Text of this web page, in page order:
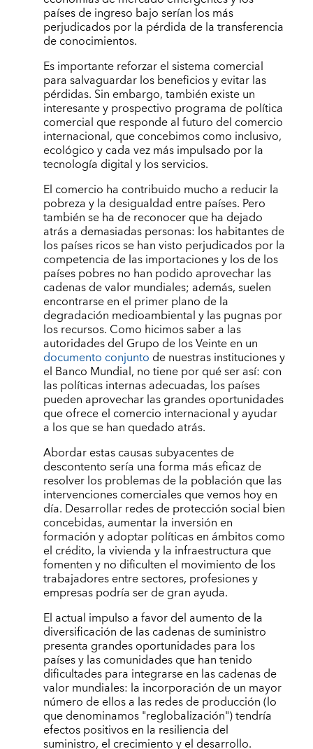
países de ingreso bajo serían los más
perjudicados por la pérdida de la transferencia
de conocimientos.
Es importante reforzar el sistema comercial
para salvaguardar los beneficios y evitar las
pérdidas. Sin embargo, también existe un
interesante y prospectivo programa de política
comercial que responde al futuro del comercio
internacional, que concebimos como inclusivo,
ecológico y cada vez más impulsado por la
tecnología digital y los servicios.
El comercio ha contribuido mucho a reducir la
pobreza y la desigualdad entre países. Pero
también se ha de reconocer que ha dejado
atrás a demasiadas personas: los habitantes de
los países ricos se han visto perjudicados por la
competencia de las importaciones y los de los
países pobres no han podido aprovechar las
cadenas de valor mundiales; además, suelen
encontrarse en el primer plano de la
degradación medioambiental y las pugnas por
los recursos. Como hicimos saber a las
autoridades del Grupo de los Veinte en un
documento conjunto de nuestras instituciones y
el Banco Mundial, no tiene por qué ser así: con
las políticas internas adecuadas, los países
pueden aprovechar las grandes oportunidades
que ofrece el comercio internacional y ayudar
a los que se han quedado atrás.
Abordar estas causas subyacentes de
descontento sería una forma más eficaz de
resolver los problemas de la población que las
intervenciones comerciales que vemos hoy en
día. Desarrollar redes de protección social bien
concebidas, aumentar la inversión en
formación y adoptar políticas en ámbitos como
el crédito, la vivienda y la infraestructura que
fomenten y no dificulten el movimiento de los
trabajadores entre sectores, profesiones y
empresas podría ser de gran ayuda.
El actual impulso a favor del aumento de la
diversificación de las cadenas de suministro
presenta grandes oportunidades para los
países y las comunidades que han tenido
dificultades para integrarse en las cadenas de
valor mundiales: la incorporación de un mayor
número de ellos a las redes de producción (lo
que denominamos "reglobalización") tendría
efectos positivos en la resiliencia del
suministro, el crecimiento y el desarrollo.